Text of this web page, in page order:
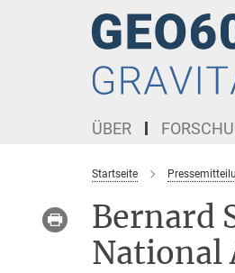
ÜBER
Startseite
Bernard
National